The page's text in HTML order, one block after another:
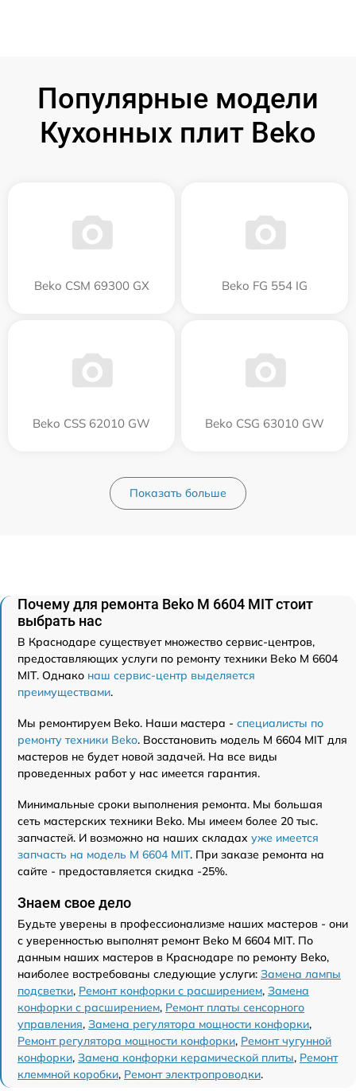
Популярные модели
Кухонных плит Beko
Beko CSM 69300 GX Beko FG 554 IG
Beko CSS 62010 GW Beko CSG 63010 GW
Показать больше
Почему для ремонта Beko M 6604 MIT стоит
выбрать нас
В Краснодаре существует множество сервис-центров,
предоставляющих услуги по ремонту техники Beko M 6604
MIT. Однако наш сервис-центр выделяется
преимуществами.
Мы ремонтируем Beko. Наши мастера - специалисты по
ремонту техники Beko. Восстановить модель M 6604 MIT для
мастеров не будет новой задачей. На все виды
проведенных работ у нас имеется гарантия.
Минимальные сроки выполнения ремонта. Мы большая
сеть мастерских техники Beko. Мы имеем более 20 тыс.
запчастей. И возможно на наших складах уже имеется
запчасть на модель M 6604 MIT. При заказе ремонта на
сайте - предоставляется скидка -25%.
Знаем свое дело
Будьте уверены в профессионализме наших мастеров - они
с уверенностью выполнят ремонт Beko M 6604 MIT. По
данным наших мастеров в Краснодаре по ремонту Beko,
наиболее востребованы следующие услуги: Замена лампы
подсветки, Ремонт конфорки с расширением, Замена
конфорки с расширением, Ремонт платы сенсорного
управления, Замена регулятора мощности конфорки,
Ремонт регулятора мощности конфорки, Ремонт чугунной
конфорки, Замена конфорки керамической плиты, Ремонт
клеммной коробки, Ремонт электропроводки.